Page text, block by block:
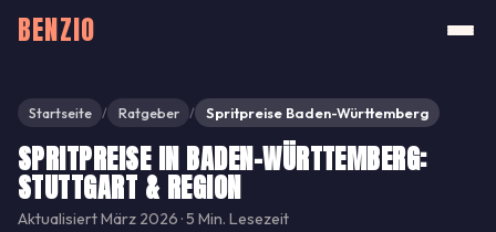
BENZIO
Startseite / Ratgeber / Spritpreise Baden-Württemberg
SPRITPREISE IN BADEN-WÜRTTEMBERG:
STUTTGART & REGION
Aktualisiert März 2026 · 5 Min. Lesezeit